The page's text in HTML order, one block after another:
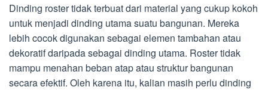
Dinding roster tidak terbuat dari material yang cukup kokoh
untuk menjadi dinding utama suatu bangunan. Mereka
lebih cocok digunakan sebagai elemen tambahan atau
dekoratif daripada sebagai dinding utama. Roster tidak
mampu menahan beban atap atau struktur bangunan
secara efektif. Oleh karena itu, kalian masih perlu dinding